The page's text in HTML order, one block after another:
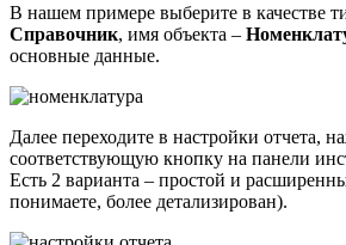
В нашем примере выберите в качестве
Справочник, имя объекта –
основные данные.
Далее переходите в настройки отчета,
соответствующую кнопку на панели
Есть 2 варианта – простой и
понимаете, более детализирован).